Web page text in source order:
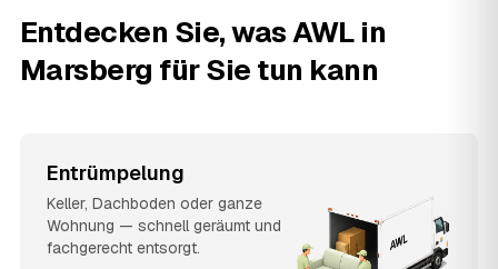
Entdecken Sie, was AWL in
Marsberg für Sie tun kann
Entrümpelung
Keller, Dachboden oder ganze
Wohnung — schnell geräumt und
fachgerecht entsorgt.